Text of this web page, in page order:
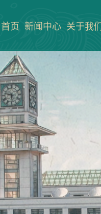
首页 新闻中心 关于我们